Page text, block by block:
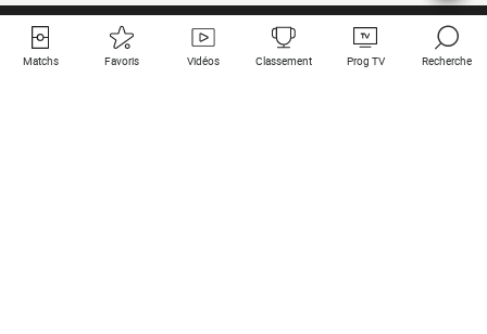
Matchs Favoris Vidéos Classement Prog TV Recherche